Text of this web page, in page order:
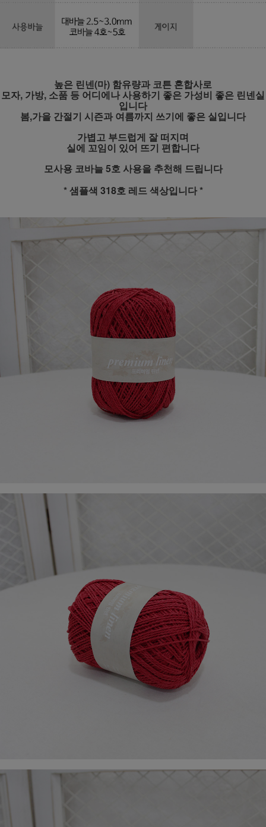
높은 린넨(마) 함유량과 코튼 혼합사로
모자, 가방, 소품 등 어디에나 사용하기 좋은 가성비 좋은 린넨실
입니다
봄,가을 간절기 시즌과 여름까지 쓰기에 좋은 실입니다
가볍고 부드럽게 잘 떠지며
실에 꼬임이 있어 뜨기 편합니다
모사용 코바늘 5호 사용을 추천해 드립니다
* 샘플색 318호 레드 색상입니다 *